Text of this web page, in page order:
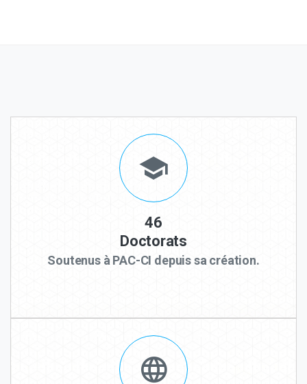
46
Doctorats
Soutenus à PAC-CI depuis sa création.